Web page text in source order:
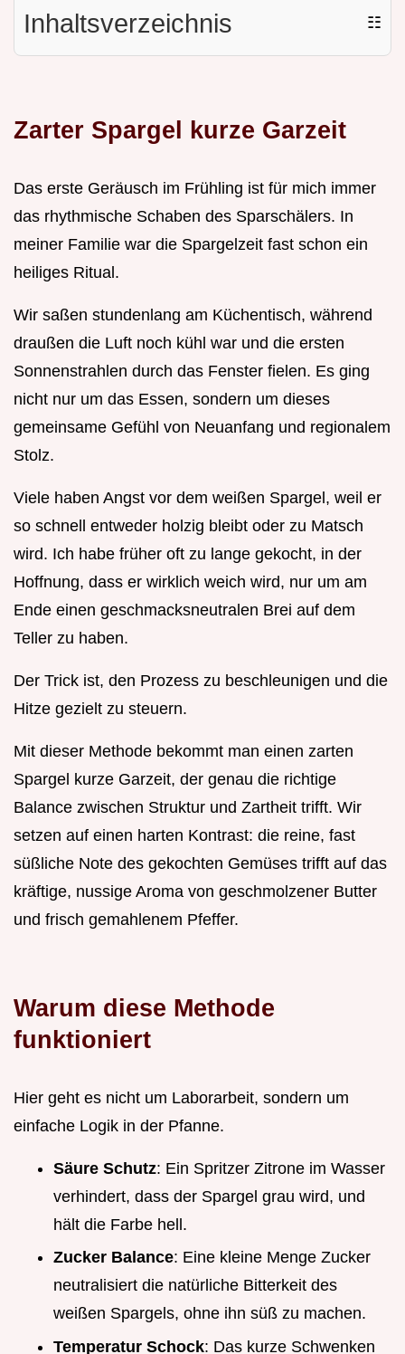
Inhaltsverzeichnis ☷
Zarter Spargel kurze Garzeit
Das erste Geräusch im Frühling ist für mich immer
das rhythmische Schaben des Sparschälers. In
meiner Familie war die Spargelzeit fast schon ein
heiliges Ritual.
Wir saßen stundenlang am Küchentisch, während
draußen die Luft noch kühl war und die ersten
Sonnenstrahlen durch das Fenster fielen. Es ging
nicht nur um das Essen, sondern um dieses
gemeinsame Gefühl von Neuanfang und regionalem
Stolz.
Viele haben Angst vor dem weißen Spargel, weil er
so schnell entweder holzig bleibt oder zu Matsch
wird. Ich habe früher oft zu lange gekocht, in der
Hoffnung, dass er wirklich weich wird, nur um am
Ende einen geschmacksneutralen Brei auf dem
Teller zu haben.
Der Trick ist, den Prozess zu beschleunigen und die
Hitze gezielt zu steuern.
Mit dieser Methode bekommt man einen zarten
Spargel kurze Garzeit, der genau die richtige
Balance zwischen Struktur und Zartheit trifft. Wir
setzen auf einen harten Kontrast: die reine, fast
süßliche Note des gekochten Gemüses trifft auf das
kräftige, nussige Aroma von geschmolzener Butter
und frisch gemahlenem Pfeffer.
Warum diese Methode
funktioniert
Hier geht es nicht um Laborarbeit, sondern um
einfache Logik in der Pfanne.
Säure Schutz: Ein Spritzer Zitrone im Wasser
verhindert, dass der Spargel grau wird, und
hält die Farbe hell.
Zucker Balance: Eine kleine Menge Zucker
neutralisiert die natürliche Bitterkeit des
weißen Spargels, ohne ihn süß zu machen.
Temperatur Schock: Das kurze Schwenken